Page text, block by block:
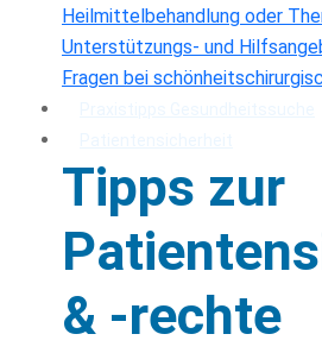
Heilmittelbehandlung oder
Unterstützungs- und
Fragen bei
Tipps zur
& -rechte